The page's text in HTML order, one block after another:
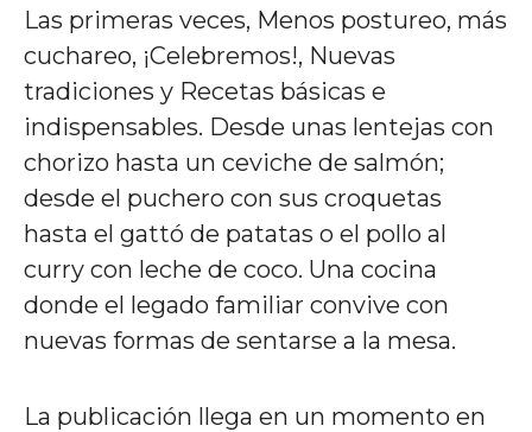
Las primeras veces, Menos postureo, más
cuchareo, ¡Celebremos!, Nuevas
tradiciones y Recetas básicas e
indispensables. Desde unas lentejas con
chorizo hasta un ceviche de salmón;
desde el puchero con sus croquetas
hasta el gattó de patatas o el pollo al
curry con leche de coco. Una cocina
donde el legado familiar convive con
nuevas formas de sentarse a la mesa.
La publicación llega en un momento en